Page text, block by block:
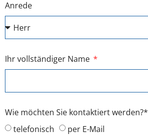
Anrede
Ihr vollständiger Name
Wie möchten Sie kontaktiert werden?*
telefonisch
per E-Mail